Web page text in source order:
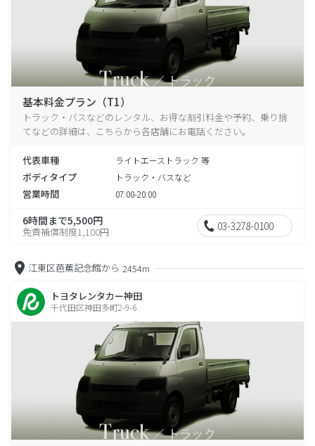
基本料金プラン（T1）
トラック・バスなどのレンタル、お得な割引料金や予約、乗り捨
てなどの詳細は、こちらから各店舗にお電話ください。
代表車種 ライトエーストラック 等
ボディタイプ トラック・バスなど
営業時間 07:00-20:00
6時間まで5,500円
免責補償制度1,100円 03-3278-0100
江東区芭蕉記念館から 2454m
トヨタレンタカー神田
千代田区神田多町2-9-6